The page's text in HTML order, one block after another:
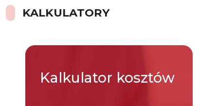
KALKULATORY
Kalkulator kosztów